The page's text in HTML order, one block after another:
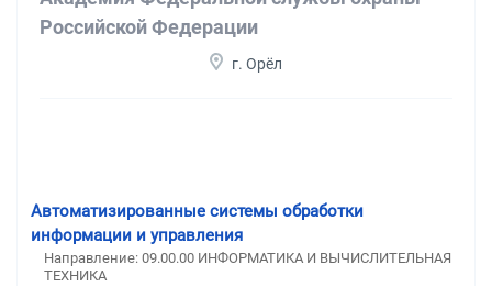
Российской Федерации
г. Орёл
Автоматизированные системы обработки
информации и управления
Направление: 09.00.00 ИНФОРМАТИКА И ВЫЧИСЛИТЕЛЬНАЯ
ТЕХНИКА